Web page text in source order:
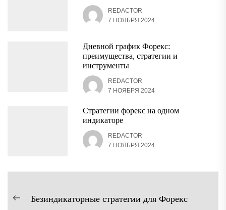
REDACTOR
7 НОЯБРЯ 2024
Дневной график Форекс:
преимущества, стратегии и
инструменты
REDACTOR
7 НОЯБРЯ 2024
Стратегии форекс на одном
индикаторе
REDACTOR
7 НОЯБРЯ 2024
Навигация
Предыдущая
Безиндикаторные стратегии для Форекс